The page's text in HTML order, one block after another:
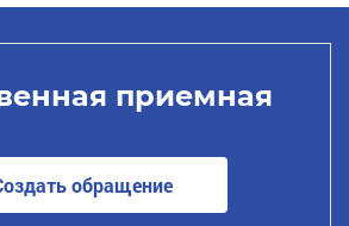
приемная
обращение